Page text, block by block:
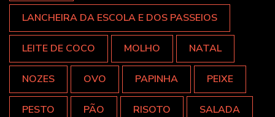
LANCHEIRA DA ESCOLA E DOS PASSEIOS
LEITE DE COCO MOLHO NATAL
NOZES OVO PAPINHA PEIXE
PESTO PÃO RISOTO SALADA